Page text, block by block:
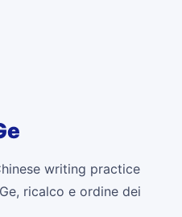
writing practice
ricalco e ordine dei